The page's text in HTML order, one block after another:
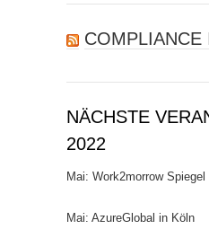
COMPLIANCE
NÄCHSTE
2022
Mai: Work2morrow
Mai: AzureGlobal in Köln